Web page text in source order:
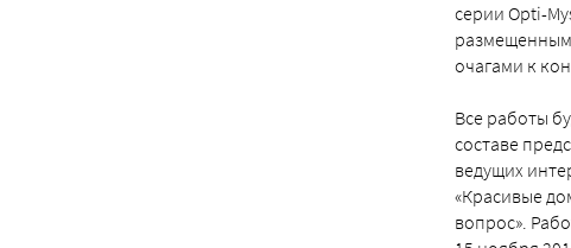
серии Opti-
очагами к
Все работы
составе
ведущих
«Красивые
вопрос».